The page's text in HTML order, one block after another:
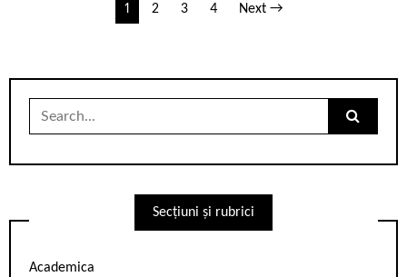
1 2 3 4 Next →
Search
Secțiuni și rubrici
Academica